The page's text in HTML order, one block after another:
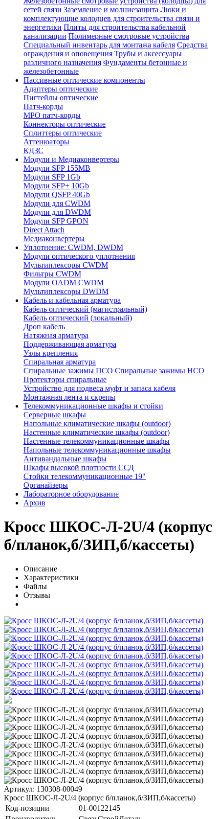
сетей связи Заземление и молниезащита Люки и
комплектующие колодцев для строительства связи и
энергетики Плиты для строительства кабельной
канализации Полимерные смотровые устройства
Специальный инвентарь для монтажа кабеля Средства
ограждения и оповещения Трубы и аксессуары
различного назначения Фундаменты бетонные и
железобетонные
Пассивные оптические компоненты
Адаптеры оптические
Пигтейлы оптические
Патч-корды
MPO патч-корды
Коннекторы оптические
Сплиттеры оптические
Аттенюаторы
КДЗС
Модули и Медиаконвертеры
Модули SFP 155MB
Модули SFP 1Gb
Модули SFP+ 10Gb
Модули QSFP 40Gb
Модули для CWDM
Модули для DWDM
Модули SFP GPON
Direct Attach
Медиаконвертеры
Уплотнение: CWDM, DWDM
Модули оптического уплотнения
Мультиплексоры CWDM
Фильтры CWDM
Модули OADM CWDM
Мультиплексоры DWDM
Кабель и кабельная арматура
Кабель оптический (магистральный)
Кабель оптический (локальный)
Дроп кабель
Натяжная арматура
Поддерживающая арматура
Узлы крепления
Спиральная арматура
Спиральные зажимы ПСО Спиральные зажимы НСО
Протекторы спиральные
Устройство для подвеса муфт и запаса кабеля
Монтажная лента и скрепы
Телекоммуникационные шкафы и стойки
Серверные шкафы
Напольные климатические шкафы (outdoor)
Настенные климатические шкафы (outdoor)
Настенные телекоммуникационные шкафы
Напольные телекоммуникационные шкафы
Антивандальные шкафы
Шкафы высокой плотности ССД
Стойки телекоммуникационные 19"
Органайзеры
Лабораторное оборудование
Архив
Кросс ШКОС-Л-2U/4 (корпус
б/планок,б/ЗИП,б/кассеты)
Описание
Характеристики
Файлы
Отзывы
Артикул: 130308-00049
Кросс ШКОС-Л-2U/4 (корпус б/планок,б/ЗИП,б/кассеты)
Код-позиции
01-00122145